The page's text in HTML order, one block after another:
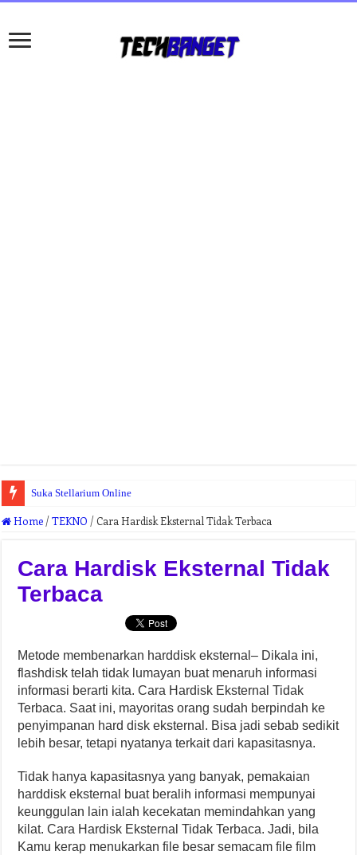
Suka Stellarium Online
Home /TEKNO /Cara Hardisk Eksternal Tidak Terbaca
Cara Hardisk Eksternal Tidak
Terbaca
Metode membenarkan harddisk eksternal– Dikala ini,
flashdisk telah tidak lumayan buat menaruh informasi
informasi berarti kita. Cara Hardisk Eksternal Tidak
Terbaca. Saat ini, mayoritas orang sudah berpindah ke
penyimpanan hard disk eksternal. Bisa jadi sebab sedikit
lebih besar, tetapi nyatanya terkait dari kapasitasnya.
Tidak hanya kapasitasnya yang banyak, pemakaian
harddisk eksternal buat beralih informasi mempunyai
keunggulan lain ialah kecekatan memindahkan yang
kilat. Cara Hardisk Eksternal Tidak Terbaca. Jadi, bila
Kamu kerap menukarkan file besar semacam file film